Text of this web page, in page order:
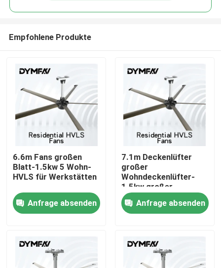
Haus
Produkte
Empfohlene Produkte
6.6m Fans großen
Blatt-1.5kw 5 Wohn-
HVLS für Werkstätten
Anfrage absenden
7.1m Deckenlüfter
großer
Wohndeckenlüfter-
1.5kw großer
industrieller 24ft für
Werkstätten
Anfrage absenden